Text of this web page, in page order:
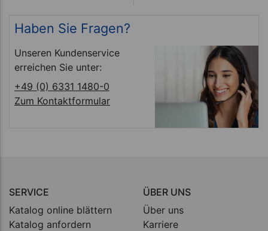
Haben Sie Fragen?
Unseren Kundenservice
erreichen Sie unter:
+49 (0) 6331 1480-0
Zum Kontaktformular
SERVICE
Katalog online blättern
Katalog anfordern
ÜBER UNS
Über uns
Karriere